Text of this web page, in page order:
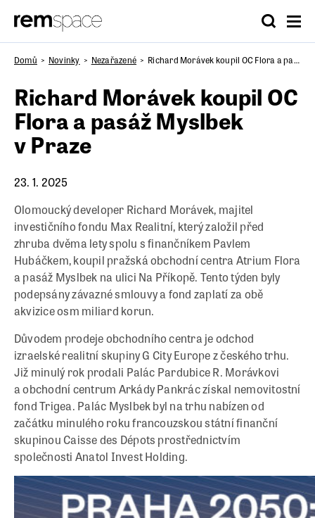
Domů Novinky Nezařazené Richard Morávek koupil OC Flora a pasáž Myslbek v Praze
Richard Morávek koupil OC
Flora a pasáž Myslbek
v Praze
23. 1. 2025
Olomoucký developer Richard Morávek, majitel
investičního fondu Max Realitní, který založil před
zhruba dvěma lety spolu s finančníkem Pavlem
Hubáčkem, koupil pražská obchodní centra Atrium Flora
a pasáž Myslbek na ulici Na Příkopě. Tento týden byly
podepsány závazné smlouvy a fond zaplatí za obě
akvizice osm miliard korun.
Důvodem prodeje obchodního centra je odchod
izraelské realitní skupiny G City Europe z českého trhu.
Již minulý rok prodali Palác Pardubice R. Morávkovi
a obchodní centrum Arkády Pankrác získal nemovitostní
fond Trigea. Palác Myslbek byl na trhu nabízen od
začátku minulého roku francouzskou státní finanční
skupinou Caisse des Dépots prostřednictvím
společnosti Anatol Invest Holding.